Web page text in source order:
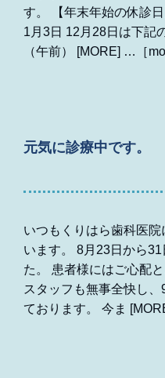
す。 【年末年始の休診
1月3日 12月28日は下記
（午前） [MORE]
元気に診療中です。
いつもくりはら歯科医
います。 8月23日から
た。 患者様にはご心配
スタッフも無事全快し
ております。 今ま